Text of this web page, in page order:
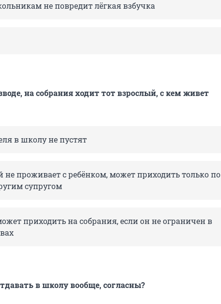
не повредит лёгкая взбучка
на собрания ходит тот взрослый, с кем живет
в школу не пустят
не проживает с ребёнком, может приходить только по
супругом
приходить на собрания, если он не ограничен в
в школу вообще, согласны?